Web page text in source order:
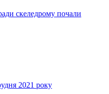
скеледрому почали
2021 року